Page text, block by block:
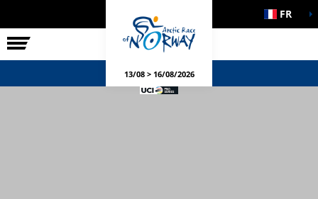
COURSE FR
13/08 > 16/08/2026